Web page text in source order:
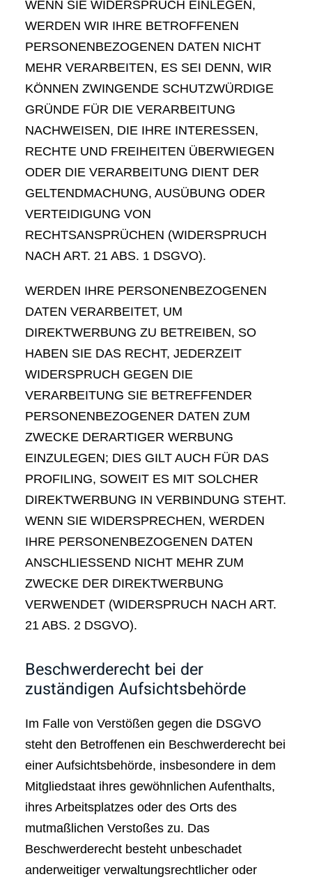
WENN SIE WIDERSPRUCH EINLEGEN,
WERDEN WIR IHRE BETROFFENEN
PERSONENBEZOGENEN DATEN NICHT
MEHR VERARBEITEN, ES SEI DENN, WIR
KÖNNEN ZWINGENDE SCHUTZWÜRDIGE
GRÜNDE FÜR DIE VERARBEITUNG
NACHWEISEN, DIE IHRE INTERESSEN,
RECHTE UND FREIHEITEN ÜBERWIEGEN
ODER DIE VERARBEITUNG DIENT DER
GELTENDMACHUNG, AUSÜBUNG ODER
VERTEIDIGUNG VON
RECHTSANSPRÜCHEN (WIDERSPRUCH
NACH ART. 21 ABS. 1 DSGVO).
WERDEN IHRE PERSONENBEZOGENEN
DATEN VERARBEITET, UM
DIREKTWERBUNG ZU BETREIBEN, SO
HABEN SIE DAS RECHT, JEDERZEIT
WIDERSPRUCH GEGEN DIE
VERARBEITUNG SIE BETREFFENDER
PERSONENBEZOGENER DATEN ZUM
ZWECKE DERARTIGER WERBUNG
EINZULEGEN; DIES GILT AUCH FÜR DAS
PROFILING, SOWEIT ES MIT SOLCHER
DIREKTWERBUNG IN VERBINDUNG STEHT.
WENN SIE WIDERSPRECHEN, WERDEN
IHRE PERSONENBEZOGENEN DATEN
ANSCHLIESSEND NICHT MEHR ZUM
ZWECKE DER DIREKTWERBUNG
VERWENDET (WIDERSPRUCH NACH ART.
21 ABS. 2 DSGVO).
Beschwerde­recht bei der
zuständigen Aufsichts­behörde
Im Falle von Verstößen gegen die DSGVO
steht den Betroffenen ein Beschwerderecht bei
einer Aufsichtsbehörde, insbesondere in dem
Mitgliedstaat ihres gewöhnlichen Aufenthalts,
ihres Arbeitsplatzes oder des Orts des
mutmaßlichen Verstoßes zu. Das
Beschwerderecht besteht unbeschadet
anderweitiger verwaltungsrechtlicher oder